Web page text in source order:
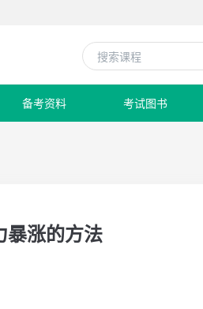
备考资料 考试图书
暴涨的方法